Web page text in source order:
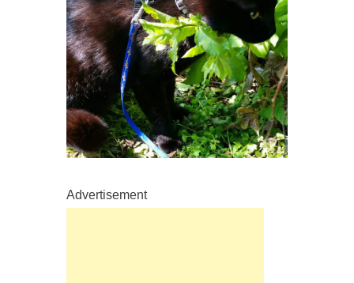
Advertisement